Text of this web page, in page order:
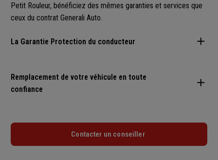
Petit Rouleur, bénéficiez des mêmes garanties et services que
ceux du contrat Generali Auto.
La Garantie Protection du conducteur
Indemnisation des préjudices corporels en cas d'accident.
s'applique également au conducteur autorisé à conduire
Remplacement de votre véhicule en toute
confiance
Avec la garantie Pertes financières, si votre véhicule a été
acquis en location avec option d'achat ou location longue
durée et, en cas de perte totale de votre véhicule, vous
Contacter un conseiller